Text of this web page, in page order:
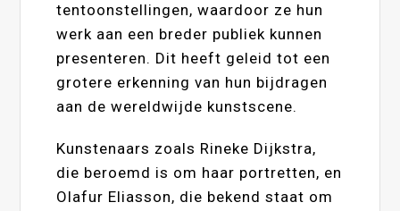
tentoonstellingen, waardoor ze hun
werk aan een breder publiek kunnen
presenteren. Dit heeft geleid tot een
grotere erkenning van hun bijdragen
aan de wereldwijde kunstscene.
Kunstenaars zoals Rineke Dijkstra,
die beroemd is om haar portretten, en
Olafur Eliasson, die bekend staat om